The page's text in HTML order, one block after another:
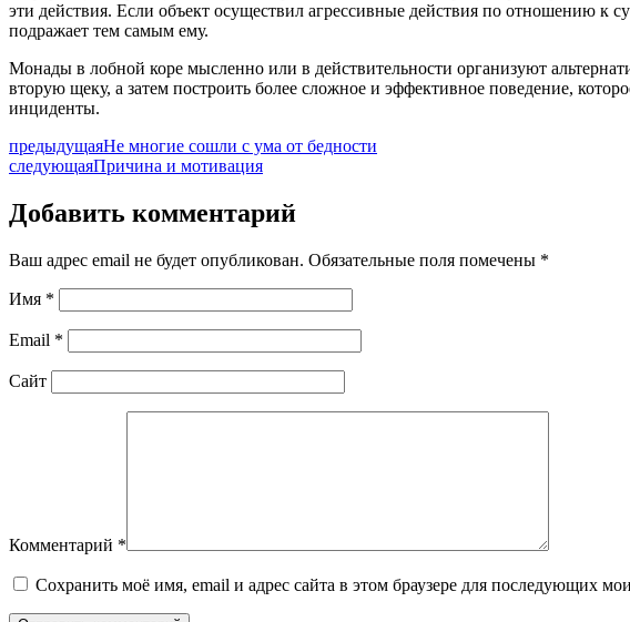
эти действия. Если объект осуществил агрессивные действия по отношению к
подражает тем самым ему.
Монады в лобной коре мысленно или в действительности организуют
вторую щеку, а затем построить более сложное и эффективное поведение,
инциденты.
предыдущаяНе многие сошли с ума от бедности
следующаяПричина и мотивация
Добавить комментарий
Ваш адрес email не будет опубликован. Обязательные поля помечены *
Имя *
Email *
Сайт
Комментарий *
Сохранить моё имя, email и адрес сайта в этом браузере для последующих